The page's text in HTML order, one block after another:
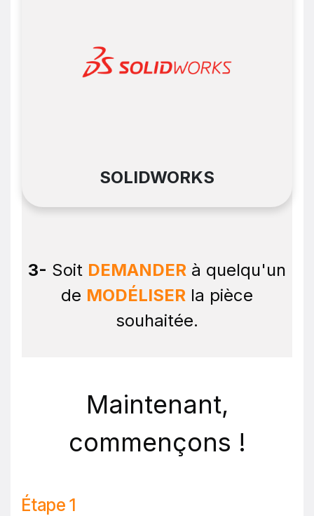
SOLIDWORKS
3- Soit DEMANDER à quelqu'un
de MODÉLISER la pièce
souhaitée.
Maintenant,
commençons !
Étape 1